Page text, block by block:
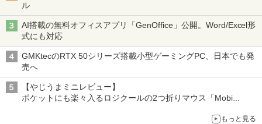
ル
AI搭載の無料オフィスアプリ「GenOffice」公開。Word/Excel形
式にも対応
GMKtecのRTX 50シリーズ搭載小型ゲーミングPC、日本でも発
売へ
【やじうまミニレビュー】
ポケットにも楽々入るロジクールの2つ折りマウス「Mobi
もっと見る